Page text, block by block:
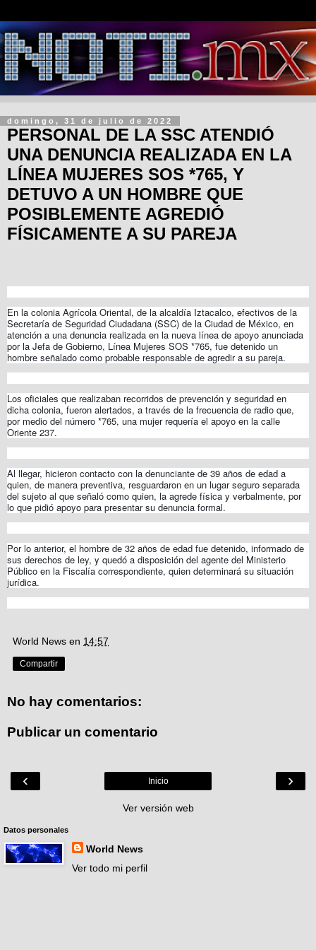
domingo, 31 de julio de 2022
PERSONAL DE LA SSC ATENDIÓ
UNA DENUNCIA REALIZADA EN LA
LÍNEA MUJERES SOS *765, Y
DETUVO A UN HOMBRE QUE
POSIBLEMENTE AGREDIÓ
FÍSICAMENTE A SU PAREJA
En la colonia Agrícola Oriental, de la alcaldía Iztacalco, efectivos de la
Secretaría de Seguridad Ciudadana (SSC) de la Ciudad de México, en
atención a una denuncia realizada en la nueva línea de apoyo anunciada
por la Jefa de Gobierno, Línea Mujeres SOS *765, fue detenido un
hombre señalado como probable responsable de agredir a su pareja.
Los oficiales que realizaban recorridos de prevención y seguridad en
dicha colonia, fueron alertados, a través de la frecuencia de radio que,
por medio del número *765, una mujer requería el apoyo en la calle
Oriente 237.
Al llegar, hicieron contacto con la denunciante de 39 años de edad a
quien, de manera preventiva, resguardaron en un lugar seguro separada
del sujeto al que señaló como quien, la agrede física y verbalmente, por
lo que pidió apoyo para presentar su denuncia formal.
Por lo anterior, el hombre de 32 años de edad fue detenido, informado de
sus derechos de ley, y quedó a disposición del agente del Ministerio
Público en la Fiscalía correspondiente, quien determinará su situación
jurídica.
World News en 14:57
Compartir
No hay comentarios:
Publicar un comentario
‹ ›
Inicio
Ver versión web
Datos personales
World News
Ver todo mi perfil